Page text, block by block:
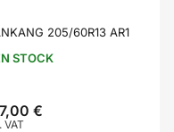
205/60R13 AR1
STOCK
€
VAT